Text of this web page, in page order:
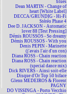
blues
Dean MARTIN - Change of
heart [White Label]
DECCA/GRUNDIG - Hi-Fi
Stéréo Phase 4
Dee D. JACKSON - Automatic
lover 88 [Test Pressing]
Démis ROUSSOS - So dreamy
Démis ROUSSOS - With you
Denis PEPIN - Marinette
(j'avais l'air d'un con)
Diana ROSS - Chain reaction
Diana ROSS - Chain reaction
(special dance mix)
Dick RIVERS - Ainsi soit-elle
Disque d'Or Top 50 biface
Glenn MEDEIROS & Florent
PAGNY
DO VISSINGA - Porto Vecchio